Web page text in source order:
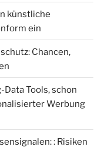
künstliche
ein
Chancen,
Data Tools, schon
Werbung
: Risiken